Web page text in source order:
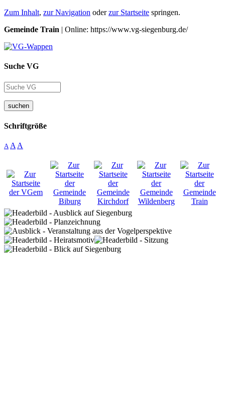
Zum Inhalt, zur Navigation oderzur Startseite springen.
Gemeinde Train | Online: https://www.vg-siegenburg.de/
Suche VG
suchen
Schriftgröße
A A A